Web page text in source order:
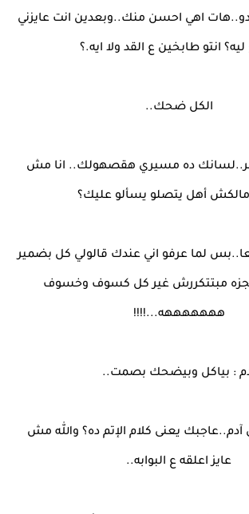
اهي احسن منك..وبعدين انت عايزني
انتو طابخين ع القد ولا ايه.؟
الكل ضحك..
ده مسيري هقصهولك.. انا مش
أهل يتصلو يسألو عليك؟
لما عرفو اني عندك قالولي كل بضمير
مبتتكررش غير كل كسوف وخسوف
هههههههه...!!!!
: بياكل وبيضحك بصمت..
يعنى كلام الإتم ده؟ والله مش
عايز اعلقه ع البوابه..